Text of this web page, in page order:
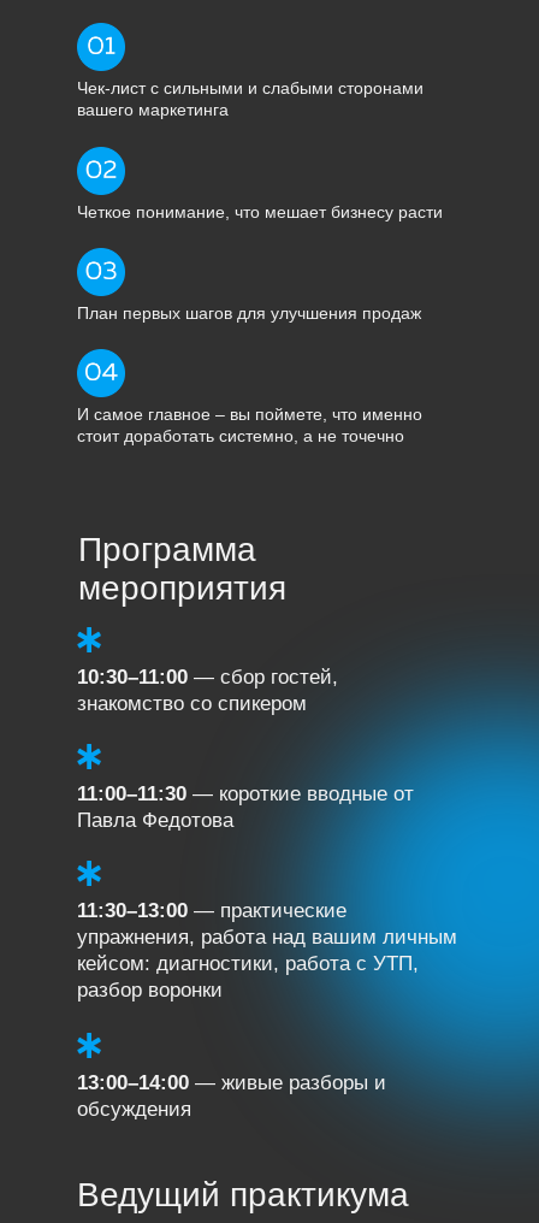
Чек-лист с сильными и слабыми сторонами
вашего маркетинга
Четкое понимание, что мешает бизнесу расти
План первых шагов для улучшения продаж
И самое главное – вы поймете, что именно
стоит доработать системно, а не точечно
Программа
мероприятия
10:30–11:00 — сбор гостей,
знакомство со спикером
11:30–13:00 — практические
упражнения, работа над вашим личным
кейсом: диагностики, работа с УТП,
разбор воронки
11:00–11:30 — короткие вводные от
Павла Федотова
13:00–14:00 — живые разборы и
обсуждения
Ведущий практикума